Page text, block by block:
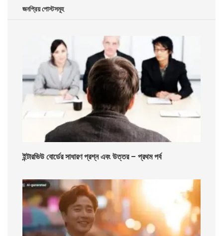
জনপ্রিয় পোস্টসমূহ
ইন্টারভিউ বোর্ডের সাধারণ প্রশ্ন এবং উত্তর – প্রথম পর্ব